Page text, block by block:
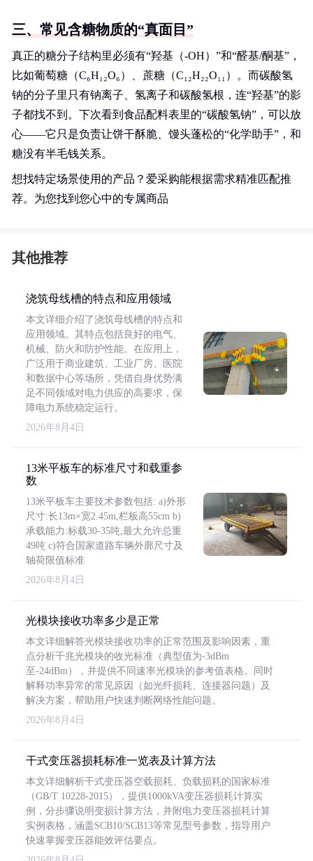
三、常见含糖物质的“真面目”
真正的糖分子结构里必须有“羟基（-OH）”和“醛基/酮基”，
比如葡萄糖（C₆H₁₂O₆）、蔗糖（C₁₂H₂₂O₁₁）。而碳酸氢
钠的分子里只有钠离子、氢离子和碳酸氢根，连“羟基”的影
子都找不到。下次看到食品配料表里的“碳酸氢钠”，可以放
心——它只是负责让饼干酥脆、馒头蓬松的“化学助手”，和
糖没有半毛钱关系。
想找特定场景使用的产品？爱采购能根据需求精准匹配推
荐。为您找到您心中的专属商品
其他推荐
浇筑母线槽的特点和应用领域
本文详细介绍了浇筑母线槽的特点和
应用领域。其特点包括良好的电气、
机械、防火和防护性能。在应用上，
广泛用于商业建筑、工业厂房、医院
和数据中心等场所，凭借自身优势满
足不同领域对电力供应的高要求，保
障电力系统稳定运行。
2026年8月4日
13米平板车的标准尺寸和载重参
数
13米平板车主要技术参数包括: a)外形
尺寸:长13m×宽2.45m,栏板高55cm b)
承载能力:标载30-35吨,最大允许总重
49吨 c)符合国家道路车辆外廓尺寸及
轴荷限值标准
2026年8月4日
光模块接收功率多少是正常
本文详细解答光模块接收功率的正常范围及影响因素，重
点分析千兆光模块的收光标准（典型值为-3dBm
至-24dBm），并提供不同速率光模块的参考值表格。同时
解释功率异常的常见原因（如光纤损耗、连接器问题）及
解决方案，帮助用户快速判断网络性能问题。
2026年8月4日
干式变压器损耗标准一览表及计算方法
本文详细解析干式变压器空载损耗、负载损耗的国家标准
（GB/T 10228-2015），提供1000kVA变压器损耗计算实
例，分步骤说明变损计算方法，并附电力变压器损耗计算
实例表格，涵盖SCB10/SCB13等常见型号参数，指导用户
快速掌握变压器能效评估要点。